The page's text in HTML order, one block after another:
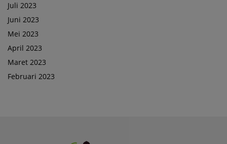
Juli 2023
Juni 2023
Mei 2023
April 2023
Maret 2023
Februari 2023